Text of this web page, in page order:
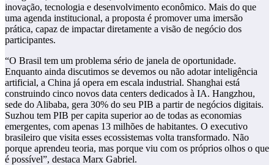
inovação, tecnologia e desenvolvimento econômico. Mais do que
uma agenda institucional, a proposta é promover uma imersão
prática, capaz de impactar diretamente a visão de negócio dos
participantes.
“O Brasil tem um problema sério de janela de oportunidade.
Enquanto ainda discutimos se devemos ou não adotar inteligência
artificial, a China já opera em escala industrial. Shanghai está
construindo cinco novos data centers dedicados à IA. Hangzhou,
sede do Alibaba, gera 30% do seu PIB a partir de negócios digitais.
Suzhou tem PIB per capita superior ao de todas as economias
emergentes, com apenas 13 milhões de habitantes. O executivo
brasileiro que visita esses ecossistemas volta transformado. Não
porque aprendeu teoria, mas porque viu com os próprios olhos o que
é possível”, destaca Marx Gabriel.